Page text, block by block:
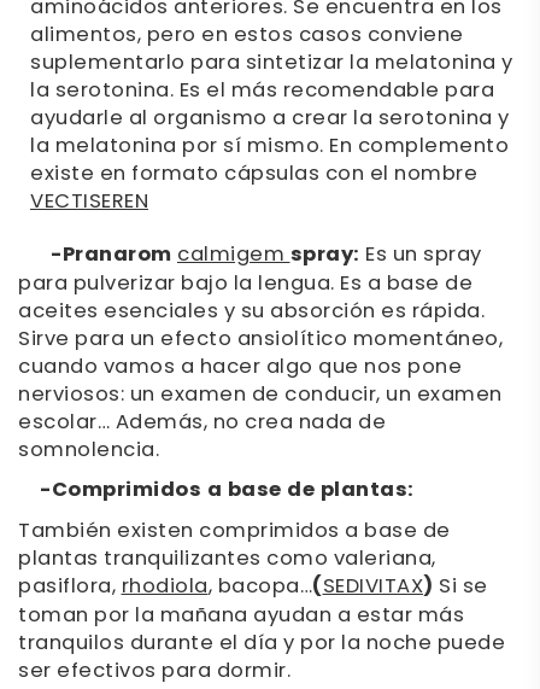
aminoácidos anteriores. Se encuentra en los
alimentos, pero en estos casos conviene
suplementarlo para sintetizar la melatonina y
la serotonina. Es el más recomendable para
ayudarle al organismo a crear la serotonina y
la melatonina por sí mismo. En complemento
existe en formato cápsulas con el nombre
VECTISEREN
-Pranaromcalmigemspray: Es un spray
para pulverizar bajo la lengua. Es a base de
aceites esenciales y su absorción es rápida.
Sirve para un efecto ansiolítico momentáneo,
cuando vamos a hacer algo que nos pone
nerviosos: un examen de conducir, un examen
escolar… Además, no crea nada de
somnolencia.
-Comprimidos a base de plantas:
También existen comprimidos a base de
plantas tranquilizantes como valeriana,
pasiflora,rhodiola, bacopa…(SEDIVITAX) Si se
toman por la mañana ayudan a estar más
tranquilos durante el día y por la noche puede
ser efectivos para dormir.